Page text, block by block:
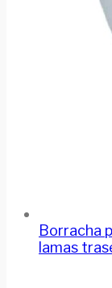
Borracha
lamas